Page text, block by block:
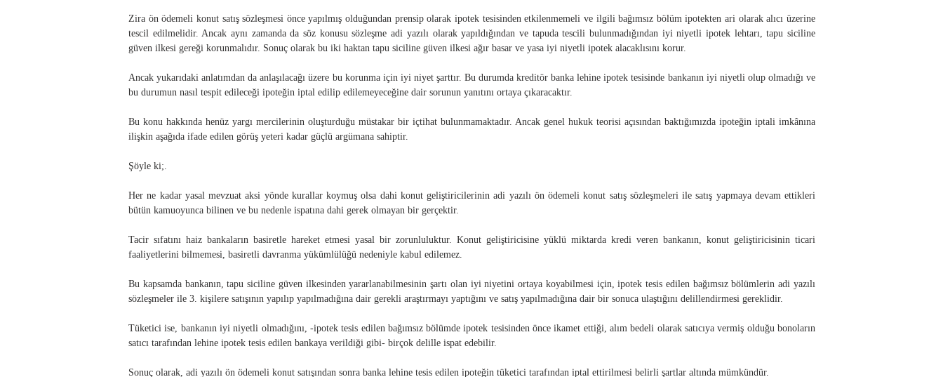
Zira ön ödemeli konut satış sözleşmesi önce yapılmış olduğundan prensip olarak ipotek tesisinden etkilenmemeli ve ilgili bağımsız bölüm ipotekten ari olarak alıcı üzerine
tescil edilmelidir. Ancak aynı zamanda da söz konusu sözleşme adi yazılı olarak yapıldığından ve tapuda tescili bulunmadığından iyi niyetli ipotek lehtarı, tapu siciline
güven ilkesi gereği korunmalıdır. Sonuç olarak bu iki haktan tapu siciline güven ilkesi ağır basar ve yasa iyi niyetli ipotek alacaklısını korur.
Ancak yukarıdaki anlatımdan da anlaşılacağı üzere bu korunma için iyi niyet şarttır. Bu durumda kreditör banka lehine ipotek tesisinde bankanın iyi niyetli olup olmadığı ve
bu durumun nasıl tespit edileceği ipoteğin iptal edilip edilemeyeceğine dair sorunun yanıtını ortaya çıkaracaktır.
Bu konu hakkında henüz yargı mercilerinin oluşturduğu müstakar bir içtihat bulunmamaktadır. Ancak genel hukuk teorisi açısından baktığımızda ipoteğin iptali imkânına
ilişkin aşağıda ifade edilen görüş yeteri kadar güçlü argümana sahiptir.
Şöyle ki;.
Her ne kadar yasal mevzuat aksi yönde kurallar koymuş olsa dahi konut geliştiricilerinin adi yazılı ön ödemeli konut satış sözleşmeleri ile satış yapmaya devam ettikleri
bütün kamuoyunca bilinen ve bu nedenle ispatına dahi gerek olmayan bir gerçektir.
Tacir sıfatını haiz bankaların basiretle hareket etmesi yasal bir zorunluluktur. Konut geliştiricisine yüklü miktarda kredi veren bankanın, konut geliştiricisinin ticari
faaliyetlerini bilmemesi, basiretli davranma yükümlülüğü nedeniyle kabul edilemez.
Bu kapsamda bankanın, tapu siciline güven ilkesinden yararlanabilmesinin şartı olan iyi niyetini ortaya koyabilmesi için, ipotek tesis edilen bağımsız bölümlerin adi yazılı
sözleşmeler ile 3. kişilere satışının yapılıp yapılmadığına dair gerekli araştırmayı yaptığını ve satış yapılmadığına dair bir sonuca ulaştığını delillendirmesi gereklidir.
Tüketici ise, bankanın iyi niyetli olmadığını, -ipotek tesis edilen bağımsız bölümde ipotek tesisinden önce ikamet ettiği, alım bedeli olarak satıcıya vermiş olduğu bonoların
satıcı tarafından lehine ipotek tesis edilen bankaya verildiği gibi- birçok delille ispat edebilir.
Sonuç olarak, adi yazılı ön ödemeli konut satışından sonra banka lehine tesis edilen ipoteğin tüketici tarafından iptal ettirilmesi belirli şartlar altında mümkündür.